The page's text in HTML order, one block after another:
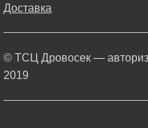
Доставка
© ТСЦ Дровосек —
2019